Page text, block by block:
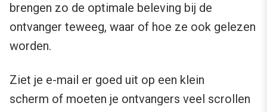
brengen zo de optimale beleving bij de
ontvanger teweeg, waar of hoe ze ook gelezen
worden.
Ziet je e-mail er goed uit op een klein
scherm of moeten je ontvangers veel scrollen